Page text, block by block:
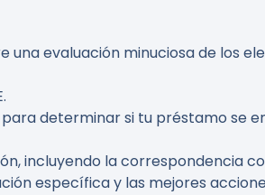
evaluación minuciosa de los
determinar si tu préstamo se
incluyendo la correspondencia
específica y las mejores